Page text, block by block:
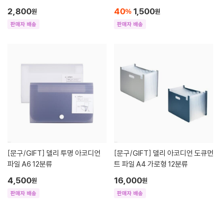
2,800원
판매자 배송
40% 1,500원
판매자 배송
[문구/GIFT]
파일 A6 12분류
4,500원
판매자 배송
[문구/GIFT]
트 파일 A4 가로형 12분류
16,000원
판매자 배송